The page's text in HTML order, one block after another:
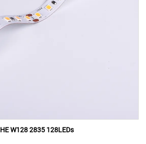
HE W128 2835 128LEDs